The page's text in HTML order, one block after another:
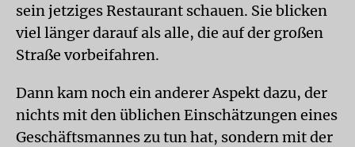
sein jetziges Restaurant schauen. Sie blicken
viel länger darauf als alle, die auf der großen
Straße vorbeifahren.
Dann kam noch ein anderer Aspekt dazu, der
nichts mit den üblichen Einschätzungen eines
Geschäftsmannes zu tun hat, sondern mit der